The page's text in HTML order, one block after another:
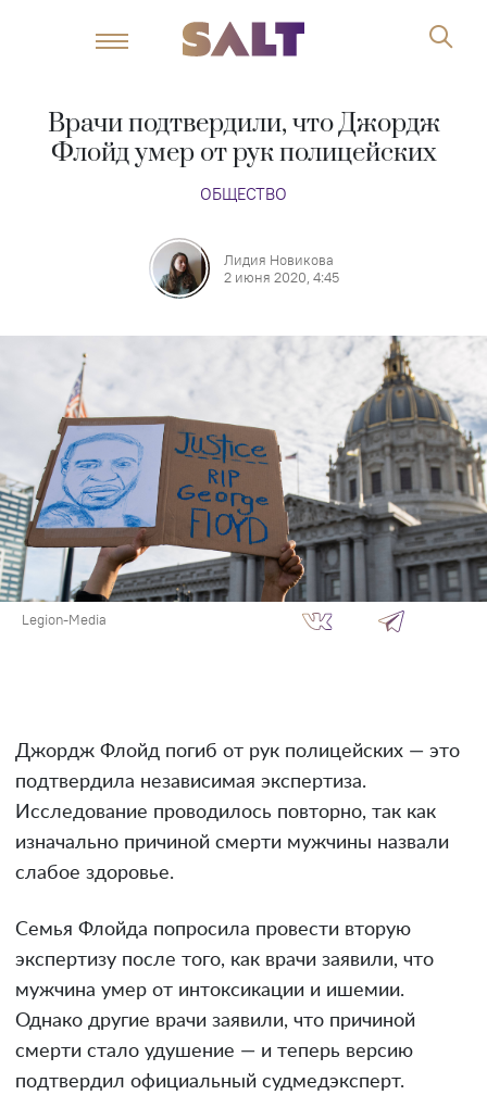
Врачи подтвердили, что Джордж
Флойд умер от рук полицейских
ОБЩЕСТВО
Лидия Новикова
2 июня 2020, 4:45
Legion-Media
Джордж Флойд погиб от рук полицейских — это
подтвердила независимая экспертиза.
Исследование проводилось повторно, так как
изначально причиной смерти мужчины назвали
слабое здоровье.
Семья Флойда попросила провести вторую
экспертизу после того, как врачи заявили, что
мужчина умер от интоксикации и ишемии.
Однако другие врачи заявили, что причиной
смерти стало удушение — и теперь версию
подтвердил официальный судмедэксперт.